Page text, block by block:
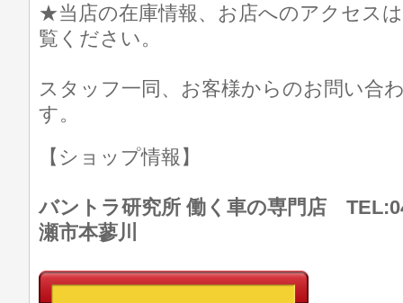
★当店の在庫情報、お店へのアクセス
覧ください。
スタッフ一同、お客様からのお問い合
す。
【ショップ情報】
バントラ研究所 働く車の専門店
瀬市本蓼川